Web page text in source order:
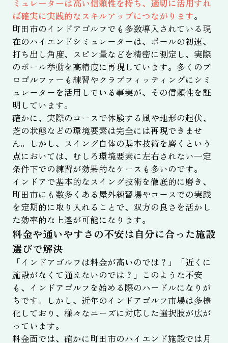
ミュレーターは高い信頼性を持ち、適切に活用すれ
ば確実に実践的なスキルアップにつながります。
町田市のインドアゴルフでも多数導入されている現
在のハイエンドシミュレーターは、ボールの初速、
打ち出し角度、スピン量などを精密に測定し、実際
のボール挙動を高精度に再現しています。多くのプ
ロゴルファーも練習やクラブフィッティングにシミ
ュレーターを活用している事実が、その信頼性を証
明しています。
確かに、実際のコースで体験する風や地形の起伏、
芝の状態などの環境要素は完全には再現できませ
ん。しかし、スイング自体の基本技術を磨くという
点においては、むしろ環境要素に左右されない一定
条件下での練習が効果的なケースも多いのです。
インドアで基本的なスイング技術を徹底的に磨き、
町田市にも数多くある屋外練習場やコースでの実践
を定期的に取り入れることで、双方の良さを活かし
た効率的な上達が可能になります。
料金や通いやすさの不安は自分に合った施設
選びで解決
「インドアゴルフは料金が高いのでは？」「近くに
施設がなくて通えないのでは？」このような不安
も、インドアゴルフを始める際のハードルになりが
ちです。しかし、近年のインドアゴルフ市場は多様
化しており、様々なニーズに対応した選択肢が広が
っています。
料金面では、確かに町田市のハイエンド施設では月